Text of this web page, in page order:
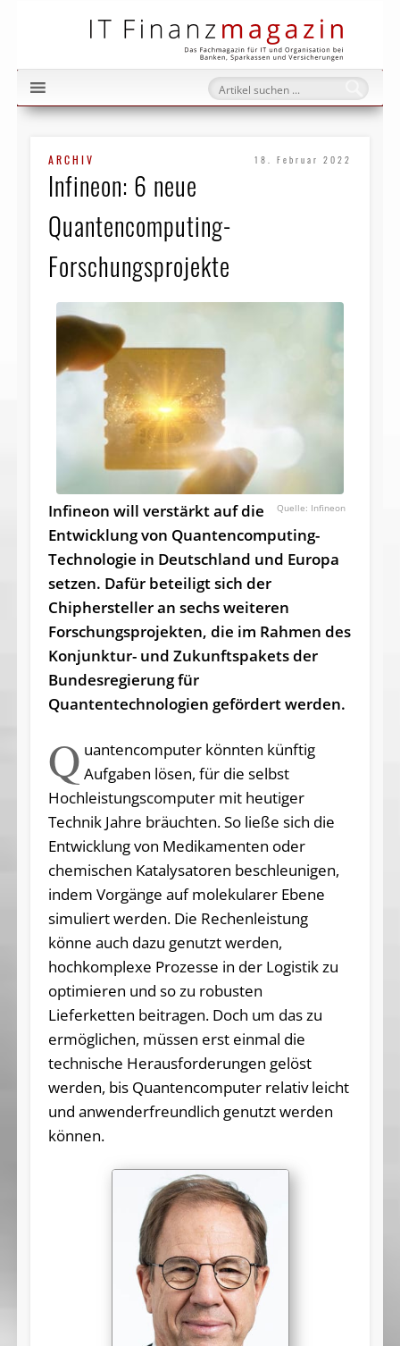
ARCHIV 18. Februar 2022
Infineon: 6 neue
Quantencomputing-
Forschungsprojekte
Infineon
Infineon will verstärkt auf die
Entwicklung von Quantencomputing-
Technologie in Deutschland und Europa
setzen. Dafür beteiligt sich der
Chiphersteller an sechs weiteren
Forschungsprojekten, die im Rahmen des
Konjunktur- und Zukunftspakets der
Bundesregierung für
Quantentechnologien gefördert werden.
Q uantencomputer könnten künftig
Aufgaben lösen, für die selbst
Hochleistungscomputer mit heutiger
Technik Jahre bräuchten. So ließe sich die
Entwicklung von Medikamenten oder
chemischen Katalysatoren beschleunigen,
indem Vorgänge auf molekularer Ebene
simuliert werden. Die Rechenleistung
könne auch dazu genutzt werden,
hochkomplexe Prozesse in der Logistik zu
optimieren und so zu robusten
Lieferketten beitragen. Doch um das zu
ermöglichen, müssen erst einmal die
technische Herausforderungen gelöst
werden, bis Quantencomputer relativ leicht
und anwenderfreundlich genutzt werden
können.